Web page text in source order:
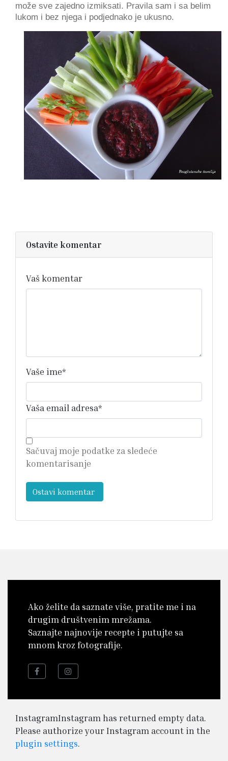
može sve zajedno izmiksati. Pravila sam i sa belim
lukom i bez njega i podjednako je ukusno.
Ostavite komentar
Vaš komentar
Vaše ime*
Vaša email adresa*
Sačuvaj moje podatke za sledeće
komentarisanje
Ako želite da saznate više, pratite me i na
drugim društvenim mrežama.
Saznajte najnovije recepte i putujte sa
mnom kroz fotografije.
InstagramInstagram has returned empty data.
Please authorize your Instagram account in the
plugin settings.